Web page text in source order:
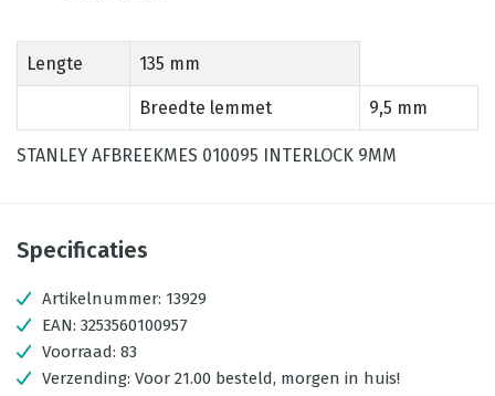
Lengte 135 mm
Breedte lemmet 9,5 mm
STANLEY AFBREEKMES 010095 INTERLOCK 9MM
Specificaties
Artikelnummer: 13929
EAN: 3253560100957
Voorraad: 83
Verzending: Voor 21.00 besteld, morgen in huis!